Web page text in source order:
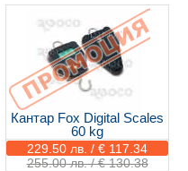
Кантар Fox Digital Scales
60 kg
229.50 лв. / € 117.34
255.00 лв. / € 130.38